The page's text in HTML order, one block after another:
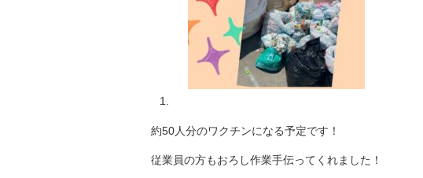
約50人分のワクチンになる予定です！
従業員の方もおろし作業手伝ってくれました！